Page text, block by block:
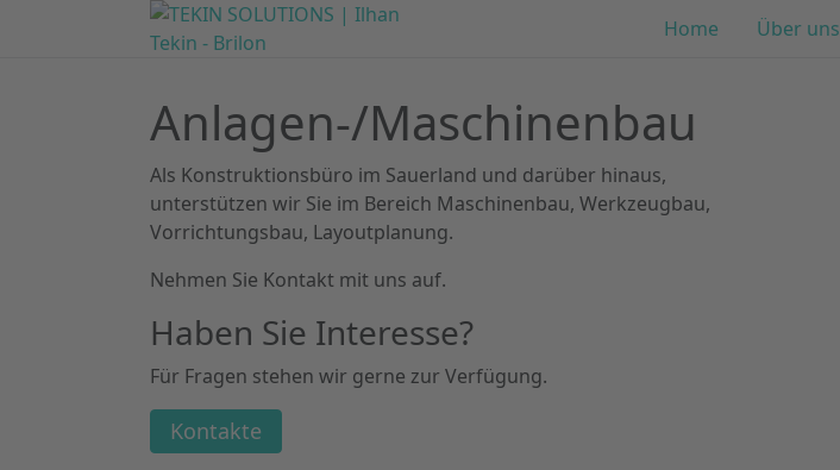
Home Über uns
Anlagen-/Maschinenbau
Als Konstruktionsbüro im Sauerland und darüber hinaus,
unterstützen wir Sie im Bereich Maschinenbau, Werkzeugbau,
Vorrichtungsbau, Layoutplanung.
Nehmen Sie Kontakt mit uns auf.
Haben Sie Interesse?
Für Fragen stehen wir gerne zur Verfügung.
Kontakte